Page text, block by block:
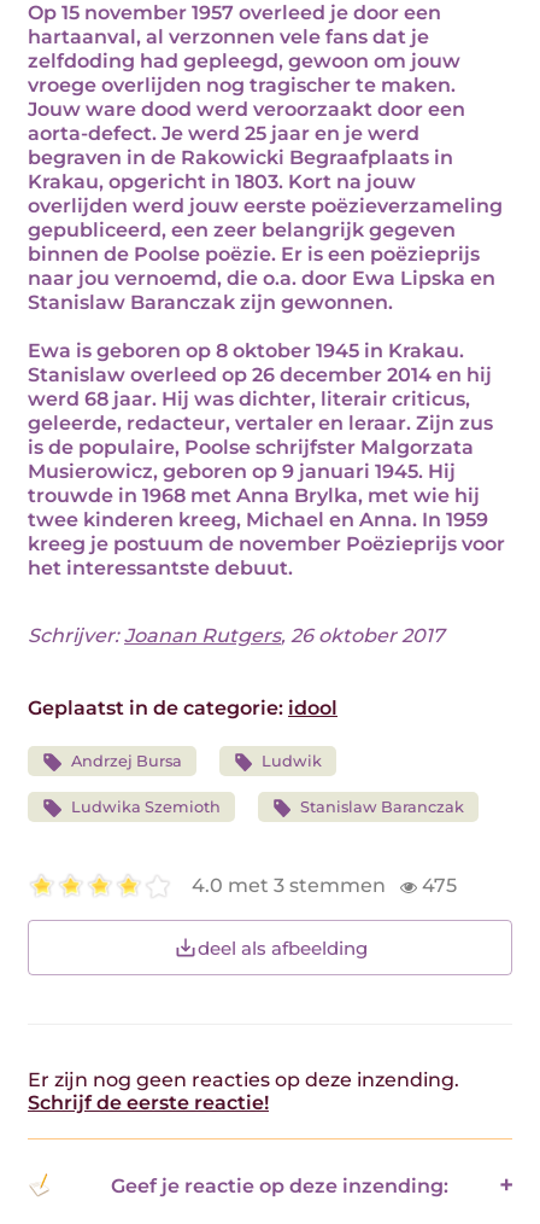
Op 15 november 1957 overleed je door een
hartaanval, al verzonnen vele fans dat je
zelfdoding had gepleegd, gewoon om jouw
vroege overlijden nog tragischer te maken.
Jouw ware dood werd veroorzaakt door een
aorta-defect. Je werd 25 jaar en je werd
begraven in de Rakowicki Begraafplaats in
Krakau, opgericht in 1803. Kort na jouw
overlijden werd jouw eerste poëzieverzameling
gepubliceerd, een zeer belangrijk gegeven
binnen de Poolse poëzie. Er is een poëzieprijs
naar jou vernoemd, die o.a. door Ewa Lipska en
Stanislaw Baranczak zijn gewonnen.
Ewa is geboren op 8 oktober 1945 in Krakau.
Stanislaw overleed op 26 december 2014 en hij
werd 68 jaar. Hij was dichter, literair criticus,
geleerde, redacteur, vertaler en leraar. Zijn zus
is de populaire, Poolse schrijfster Malgorzata
Musierowicz, geboren op 9 januari 1945. Hij
trouwde in 1968 met Anna Brylka, met wie hij
twee kinderen kreeg, Michael en Anna. In 1959
kreeg je postuum de november Poëzieprijs voor
het interessantste debuut.
Schrijver:Joanan Rutgers, 26 oktober 2017
Geplaatst in de categorie: idool
Andrzej Bursa Ludwik
Ludwika Szemioth Stanislaw Baranczak
4.0 met 3 stemmen 475
deel als afbeelding
Er zijn nog geen reacties op deze inzending.
Schrijf de eerste reactie!
Geef je reactie op deze inzending: